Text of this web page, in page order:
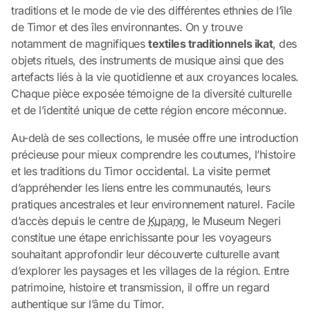
traditions et le mode de vie des différentes ethnies de l’île
de Timor et des îles environnantes. On y trouve
notamment de magnifiquestextiles traditionnels ikat, des
objets rituels, des instruments de musique ainsi que des
artefacts liés à la vie quotidienne et aux croyances locales.
Chaque pièce exposée témoigne de la diversité culturelle
et de l’identité unique de cette région encore méconnue.
Au-delà de ses collections, le musée offre une introduction
précieuse pour mieux comprendre les coutumes, l’histoire
et les traditions du Timor occidental. La visite permet
d’appréhender les liens entre les communautés, leurs
pratiques ancestrales et leur environnement naturel. Facile
d’accès depuis le centre de Kupang, le Museum Negeri
constitue une étape enrichissante pour les voyageurs
souhaitant approfondir leur découverte culturelle avant
d’explorer les paysages et les villages de la région. Entre
patrimoine, histoire et transmission, il offre un regard
authentique sur l’âme du Timor.